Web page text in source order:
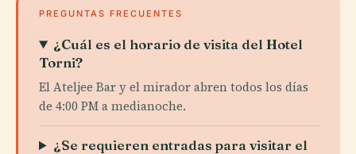
PREGUNTAS FRECUENTES
¿Cuál es el horario de visita del Hotel
Torni?
El Ateljee Bar y el mirador abren todos los días
de 4:00 PM a medianoche.
¿Se requieren entradas para visitar el